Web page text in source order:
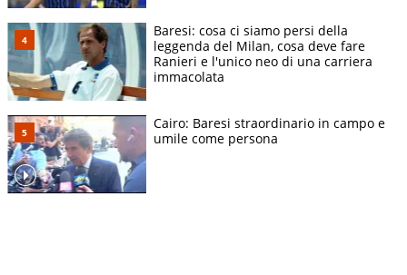
Baresi: cosa ci siamo persi della
leggenda del Milan, cosa deve fare
Ranieri e l'unico neo di una carriera
immacolata
Cairo: Baresi straordinario in campo e
umile come persona